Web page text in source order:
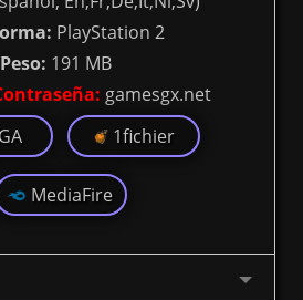
PlayStation 2
Peso: 191 MB
gamesgx.net
1fichier
MediaFire